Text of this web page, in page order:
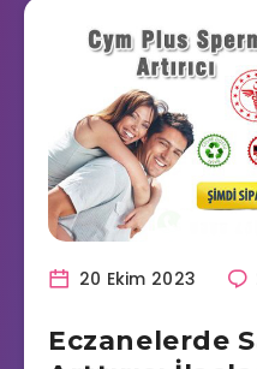
20 Ekim 2023
Eczanelerde